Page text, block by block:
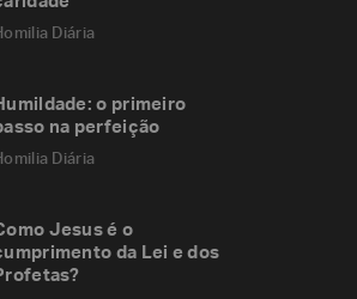
Diária
o primeiro
na perfeição
Diária
Jesus é o
da Lei e dos